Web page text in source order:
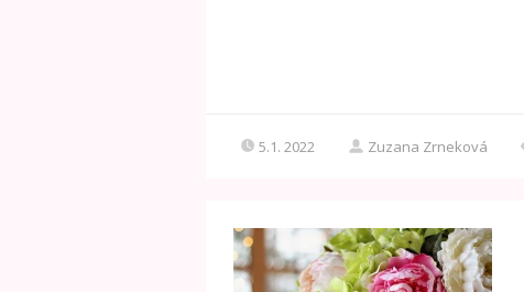
5.1. 2022 Zuzana Zrneková